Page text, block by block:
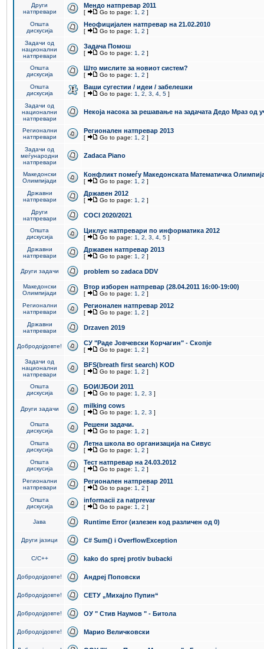
Други
натпревари
Мендо натпревар 2011
[ Go to page: 1 2 ]
Општа
дискусија
Неофицијален натпревар на 21.02.2010
[ Go to page: 1 2 ]
Задачи од
национални
натпревари
Задача Помош
[ Go to page: 1 2 ]
Општа
дискусија
Што мислите за новиот систем?
[ Go to page: 1 2 ]
Општа
дискусија
Ваши сугестии / идеи / забелешки
[ Go to page: 1 2 3 4 5 ]
Задачи од
национални
натпревари
Некоја насока за решавање на задачата Дедо Мраз од
Регионални
натпревари
Регионален натпревар 2013
[ Go to page: 1 2 ]
Задачи од
меѓународни
натпревари
Zadaca Piano
Македонски
Олимпијади
Конфликт помеѓу Македонската Математичка
[ Go to page: 1 2 ]
Државни
натпревари
Државен 2012
[ Go to page: 1 2 ]
Други
натпревари
COCI 2020/2021
Општа
дискусија
Циклус натпревари по информатика 2012
[ Go to page: 1 2 3 4 5 ]
Државни
натпревари
Државен натпревар 2013
[ Go to page: 1 2 ]
Други задачи problem so zadaca DDV
Македонски
Олимпијади
Втор изборен натпревар (28.04.2011 16:00-19:00)
[ Go to page: 1 2 ]
Регионални
натпревари
Регионален натпревар 2012
[ Go to page: 1 2 ]
Државни
натпревари
Drzaven 2019
Добродојдовте! СУ "Раде Јовчевски Корчагин" - Скопје
[ Go to page: 1 2 ]
Задачи од
национални
натпревари
BFS(breath first search) KOD
[ Go to page: 1 2 ]
Општа
дискусија
БОИ/ЈБОИ 2011
[ Go to page: 1 2 3 ]
Други задачи milking cows
[ Go to page: 1 2 3 ]
Општа
дискусија
Решени задачи.
[ Go to page: 1 2 ]
Општа
дискусија
Летна школа во организација на Сивус
[ Go to page: 1 2 ]
Општа
дискусија
Тест натпревар на 24.03.2012
[ Go to page: 1 2 ]
Регионални
натпревари
Регионален натпревар 2011
[ Go to page: 1 2 ]
Општа
дискусија
informacii za natprevar
[ Go to page: 1 2 ]
Јава Runtime Error (излезен код различен од 0)
Други јазици C# Sum() i OverflowException
C/C++ kako do sprej protiv bubacki
Добродојдовте! Андреј Поповски
Добродојдовте! СЕТУ „Михајло Пупин“
Добродојдовте! ОУ " Стив Наумов " - Битола
Добродојдовте! Марио Величковски